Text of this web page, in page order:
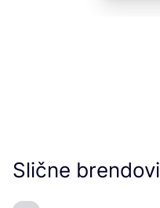
Slične brendovi